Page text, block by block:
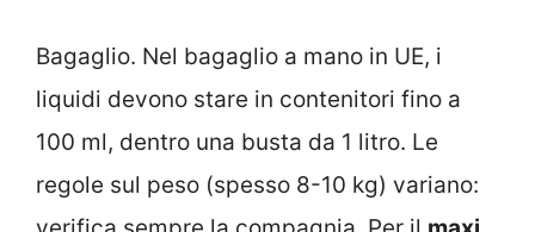
Bagaglio. Nel bagaglio a mano in UE, i
liquidi devono stare in contenitori fino a
100 ml, dentro una busta da 1 litro. Le
regole sul peso (spesso 8-10 kg) variano: